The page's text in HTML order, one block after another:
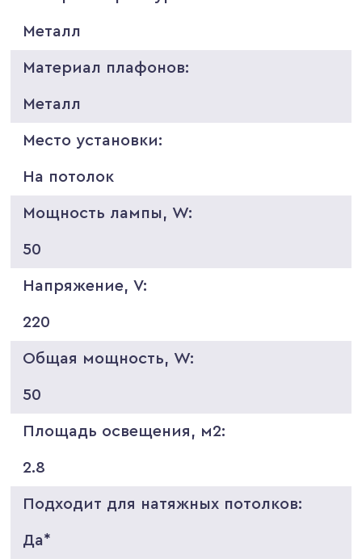
Металл
Материал плафонов:
Металл
Место установки:
На потолок
Мощность лампы, W:
50
Напряжение, V:
220
Общая мощность, W:
50
Площадь освещения, м2:
2.8
Подходит для натяжных потолков:
Да*